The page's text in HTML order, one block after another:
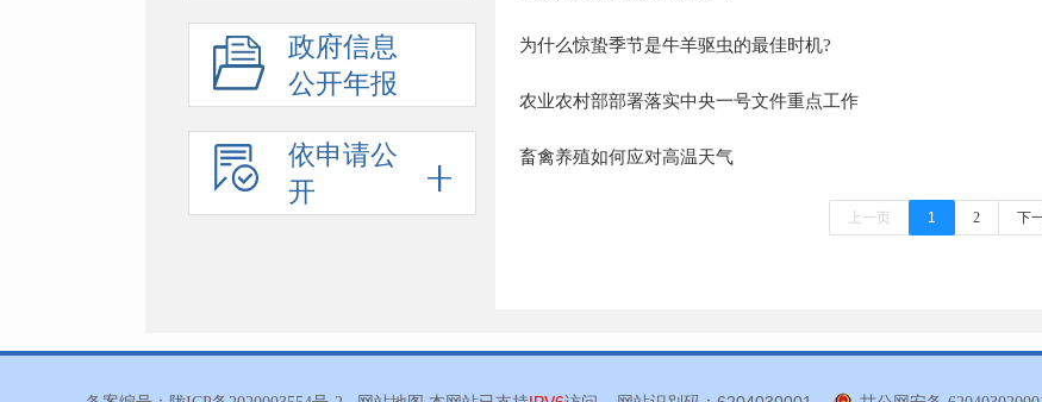
政府信息
公开年报
依申请公
开
为什么惊蛰季节是牛羊驱虫的最佳时机?
农业农村部部署落实中央一号文件重点工作
畜禽养殖如何应对高温天气
上一页 1 2 下